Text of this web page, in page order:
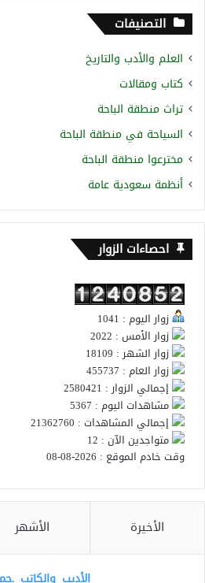
التصنيفات
العلم والأدب والتاريخ
كتاب ومقالات
تراث منطقة الباحة
السياحة في منطقة الباحة
مخترعوا منطقة الباحة
أنظمة سعودية عامة
احصاءات الزوار
زوار اليوم : 1041
زوار الأمس : 2022
زوار الشهر : 18109
زوار العام : 455737
إجمالي الزوار : 2580421
مشاهدات اليوم : 5367
إجمالي المشاهدات : 21362760
متواجدين الآن : 12
وقت خادم الموقع : 2026-08-08
الأخيرة الأشهر
الأديب والكاتب